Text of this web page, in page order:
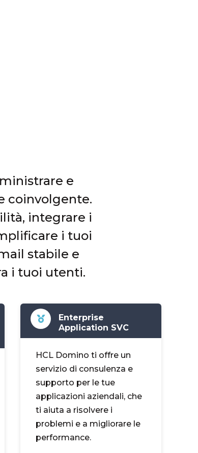
e
coinvolgente.
integrare i
i tuoi
stabile e
i tuoi utenti.
Enterprise
Application SVC
HCL Domino ti offre un
servizio di consulenza e
supporto per le tue
applicazioni aziendali, che
ti aiuta a risolvere i
problemi e a migliorare le
performance.